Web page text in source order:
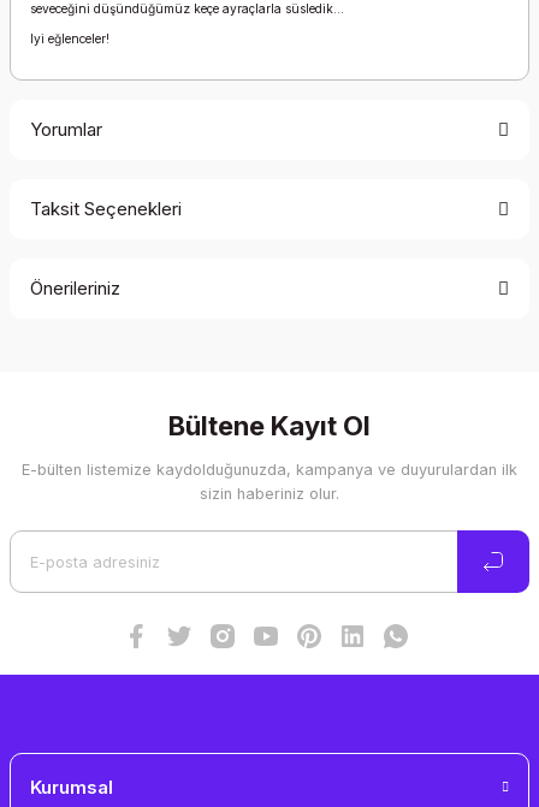
seveceğini düşündüğümüz keçe ayraçlarla süsledik…
Iyi eğlenceler!
Yorumlar
Taksit Seçenekleri
Önerileriniz
Görüş ve önerileriniz için teşekkür ederiz.
Ürün resmi kalitesiz, bozuk veya görüntülenemiyor.
Bültene Kayıt Ol
E-bülten listemize kaydolduğunuzda, kampanya ve duyurulardan ilk
sizin haberiniz olur.
Kurumsal